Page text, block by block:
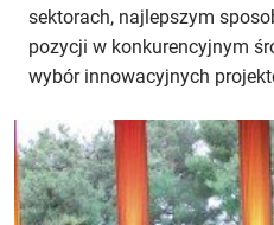
sektorach, najlepszym
pozycji w konkurencyjnym
wybór innowacyjnych